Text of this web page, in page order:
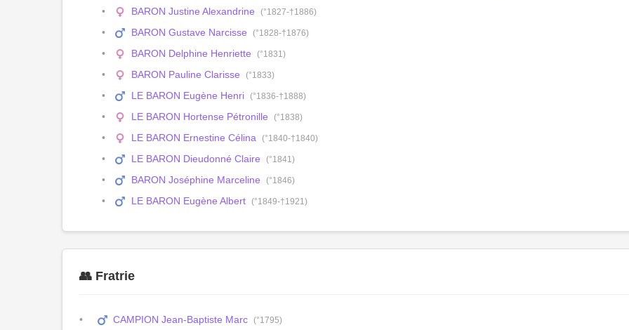
BARON Justine Alexandrine (°1827-†1886)
BARON Gustave Narcisse (°1828-†1876)
BARON Delphine Henriette (°1831)
BARON Pauline Clarisse (°1833)
LE BARON Eugène Henri (°1836-†1888)
LE BARON Hortense Pétronille (°1838)
LE BARON Ernestine Célina (°1840-†1840)
LE BARON Dieudonné Claire (°1841)
BARON Joséphine Marceline (°1846)
LE BARON Eugène Albert (°1849-†1921)
👥 Fratrie
CAMPION Jean-Baptiste Marc (°1795)